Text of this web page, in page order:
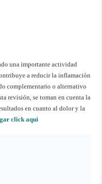
una importante actividad
a reducir la inflamación
complementario o alternativo
revisión, se toman en cuenta la
en cuanto al dolor y la
click aqui